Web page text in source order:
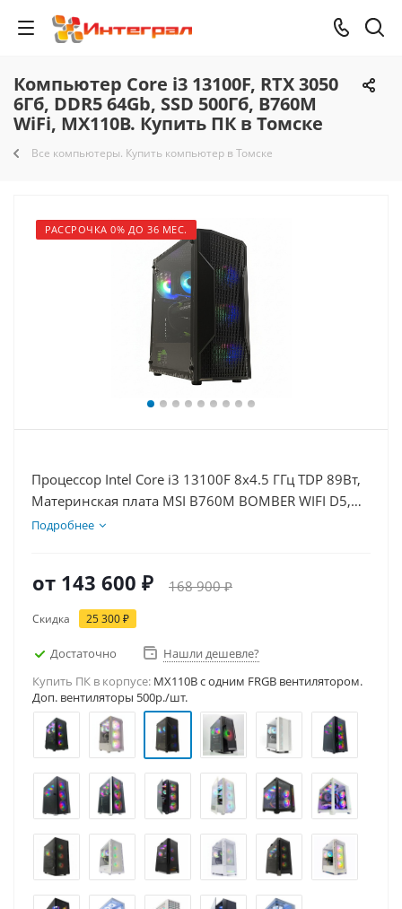
Компьютер Core i3 13100F, RTX 3050
6Гб, DDR5 64Gb, SSD 500Гб, B760M
WiFi, MX110B. Купить ПК в Томске
Все компьютеры. Купить компьютер в Томске
РАССРОЧКА 0% ДО 36 МЕС.
Процессор Intel Core i3 13100F 8x4.5 ГГц TDP 89Вт,
Материнская плата MSI B760M BOMBER WIFI D5,
Видеокарта RTX 3050 6Гб, Память DDR5 64Gb,
Подробнее
от 143 600 ₽ 168 900 ₽
Скидка 25 300 ₽
Достаточно
Нашли дешевле?
Купить ПК в корпусе: MX110B c одним FRGB вентилятором.
Доп. вентиляторы 500р./шт.